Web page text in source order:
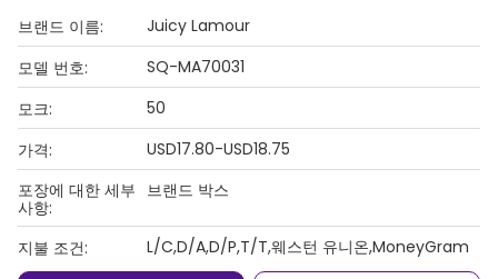
브랜드 이름:
Juicy Lamour
모델 번호:
SQ-MA70031
모크:
50
가격:
USD17.80-USD18.75
포장에 대한 세부
사항:
브랜드 박스
지불 조건:
L/C,D/A,D/P,T/T,웨스턴 유니온,MoneyGram